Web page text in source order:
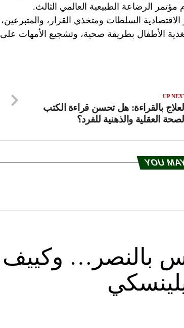
الرضاعة الطبيعية العالمي الثالث.
السلطات ومتخذي القرار، والمتبرعين،
الأطفال بطريقة صحية، وتشجيع الأمهات على
UP
العلاج بالقراءة: هل تحسن قراءة الكتب
الصحة العقلية والذهنية للفرد؟
YOU
بالنصر… وكييف